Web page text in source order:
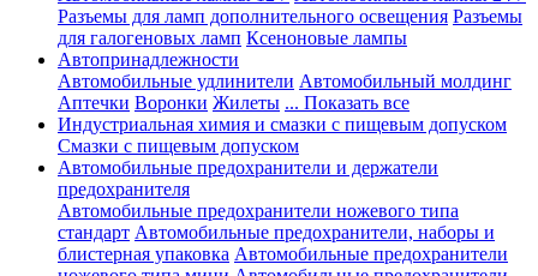
Разъемы для ламп дополнительного освещения Разъемы
для галогеновых ламп Ксеноновые лампы
Автопринадлежности
Автомобильные удлинители Автомобильный молдинг
Аптечки Воронки Жилеты ... Показать все
Индустриальная химия и смазки с пищевым допуском
Смазки с пищевым допуском
Автомобильные предохранители и держатели
предохранителя
Автомобильные предохранители ножевого типа
стандарт Автомобильные предохранители, наборы и
блистерная упаковка Автомобильные предохранители